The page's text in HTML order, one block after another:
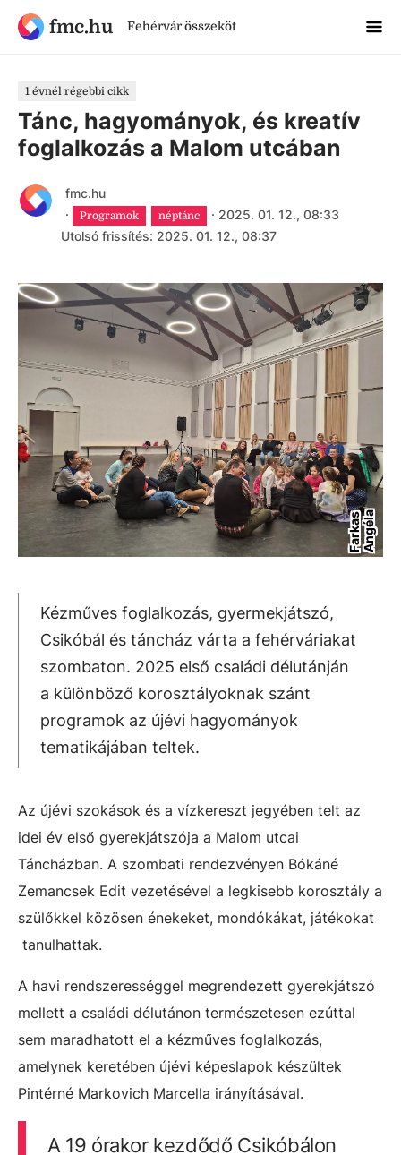
fmc.hu Fehérvár összeköt
1 évnél régebbi cikk
Tánc, hagyományok, és kreatív
foglalkozás a Malom utcában
fmc.hu
·
Programok néptánc · 2025. 01. 12., 08:33
Utolsó frissítés: 2025. 01. 12., 08:37
F
a
r
k
a
s
A
n
g
é
la
Kézműves foglalkozás, gyermekjátszó,
Csikóbál és táncház várta a fehérváriakat
szombaton. 2025 első családi délutánján
a különböző korosztályoknak szánt
programok az újévi hagyományok
tematikájában teltek.
Az újévi szokások és a vízkereszt jegyében telt az
idei év első gyerekjátszója a Malom utcai
Táncházban. A szombati rendezvényen Bókáné
Zemancsek Edit vezetésével a legkisebb korosztály a
szülőkkel közösen énekeket, mondókákat, játékokat
tanulhattak.
A havi rendszerességgel megrendezett gyerekjátszó
mellett a családi délutánon természetesen ezúttal
sem maradhatott el a kézműves foglalkozás,
amelynek keretében újévi képeslapok készültek
Pintérné Markovich Marcella irányításával.
A 19 órakor kezdődő Csikóbálon